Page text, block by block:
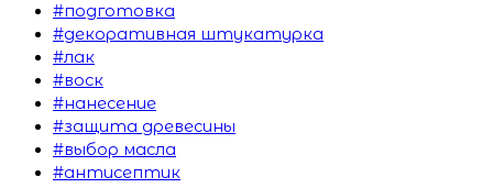
#подготовка
#декоративная штукатурка
#лак
#воск
#нанесение
#защита древесины
#выбор масла
#антисептик